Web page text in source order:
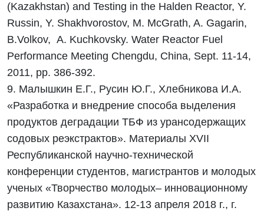
(Kazakhstan) and Testing in the Halden Reactor, Y.
Russin, Y. Shakhvorostov, M. McGrath, A. Gagarin,
B.Volkov, A. Kuchkovsky. Water Reactor Fuel
Performance Meeting Chengdu, China, Sept. 11-14,
2011, pp. 386-392.
9. Малышкин Е.Г., Русин Ю.Г., Хлебникова И.А.
«Разработка и внедрение способа выделения
продуктов деградации ТБФ из урансодержащих
содовых реэкстрактов». Материалы ХVII
Республиканской научно-технической
конференции студентов, магистрантов и молодых
ученых «Творчество молодых– инновационному
развитию Казахстана». 12-13 апреля 2018 г., г.